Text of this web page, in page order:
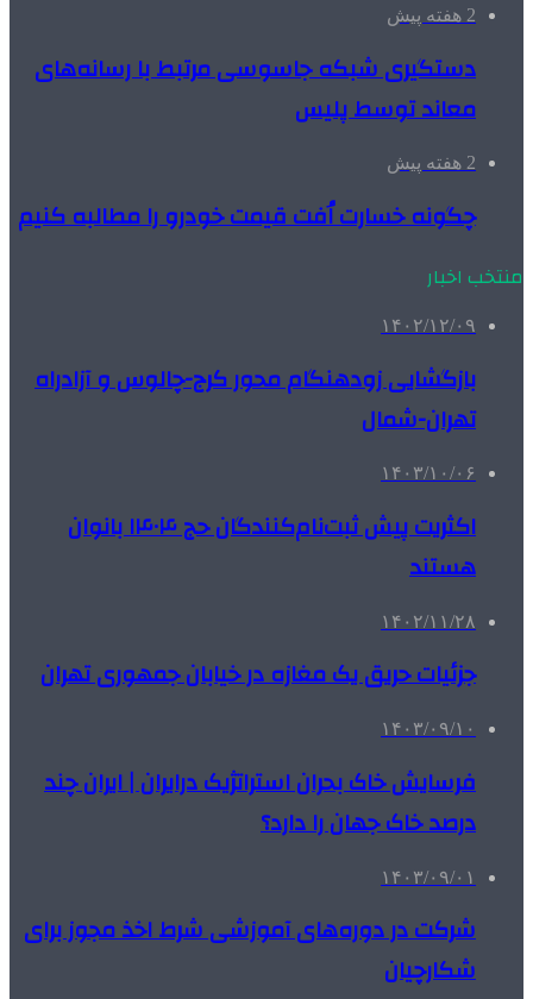
2 هفته پیش
دستگیری شبکه جاسوسی مرتبط با رسانه‌های
معاند توسط پلیس
2 هفته پیش
چگونه خسارت اُفت قیمت خودرو را مطالبه کنیم
منتخب اخبار
۱۴۰۲/۱۲/۰۹
بازگشایی زودهنگام محور کرج-چالوس و آزادراه
تهران-شمال
۱۴۰۳/۱۰/۰۶
اکثریت پیش ثبت‌نام‌کنندگان حج ۱۴۰۴ بانوان
هستند
۱۴۰۲/۱۱/۲۸
جزئیات حریق یک مغازه در خیابان جمهوری تهران
۱۴۰۳/۰۹/۱۰
فرسایش خاک بحران استراتژیک درایران | ایران چند
درصد خاک جهان را دارد؟
۱۴۰۳/۰۹/۰۱
شرکت در دوره‌های آموزشی شرط اخذ مجوز برای
شکارچیان